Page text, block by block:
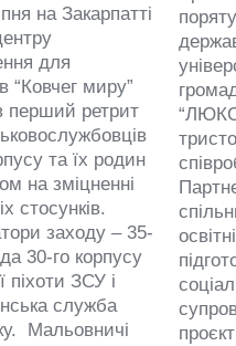
на Закарпатті
для
“Ковчег миру”
перший ретрит
та їх родин
на зміцненні
стосунків.
заходу – 35-
30-го корпусу
піхоти ЗСУ і
служба
Мальовничі